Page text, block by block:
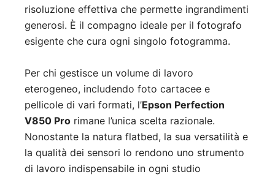
risoluzione effettiva che permette ingrandimenti
generosi. È il compagno ideale per il fotografo
esigente che cura ogni singolo fotogramma.
Per chi gestisce un volume di lavoro
eterogeneo, includendo foto cartacee e
pellicole di vari formati, l’Epson Perfection
V850 Pro rimane l’unica scelta razionale.
Nonostante la natura flatbed, la sua versatilità e
la qualità dei sensori lo rendono uno strumento
di lavoro indispensabile in ogni studio